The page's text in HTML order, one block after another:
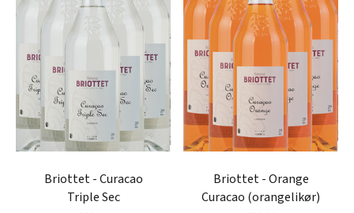
Briottet - Curacao
Triple Sec
Briottet - Orange
Curacao (orangelikør)